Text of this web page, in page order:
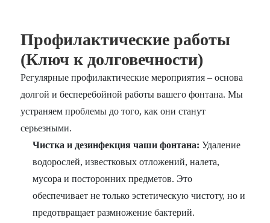
Профилактические работы
(Ключ к долговечности)
Регулярные профилактические мероприятия – основа
долгой и бесперебойной работы вашего фонтана. Мы
устраняем проблемы до того, как они станут
серьезными.
Чистка и дезинфекция чаши фонтана: Удаление
водорослей, известковых отложений, налета,
мусора и посторонних предметов. Это
обеспечивает не только эстетическую чистоту, но и
предотвращает размножение бактерий.